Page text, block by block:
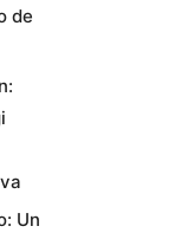
de
Un